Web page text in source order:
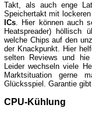
Takt, als auch enge
Speichertakt mit
ICs . Hier können auch
Heatspreader) höllisch
welche Chips auf den
der Knackpunkt. Hier
selten Reviews und
Leider wechseln viele
Marktsituation gerne
Glücksspiel. Garantie
CPU-Kühlung